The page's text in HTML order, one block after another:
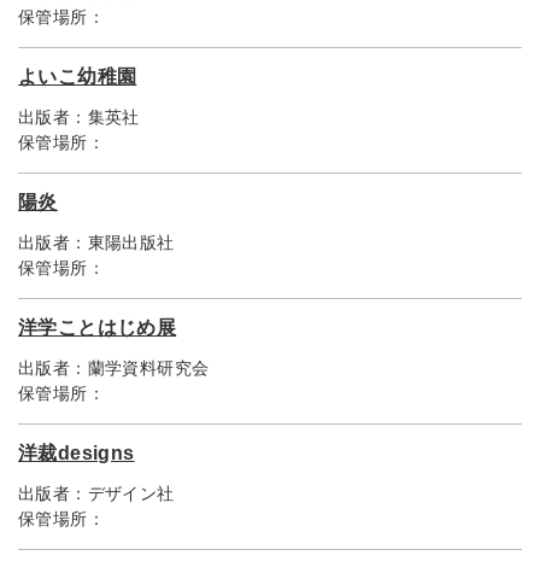
保管場所：
よいこ幼稚園
出版者： 集英社
保管場所：
陽炎
出版者： 東陽出版社
保管場所：
洋学ことはじめ展
出版者： 蘭学資料研究会
保管場所：
洋裁designs
出版者： デザイン社
保管場所：